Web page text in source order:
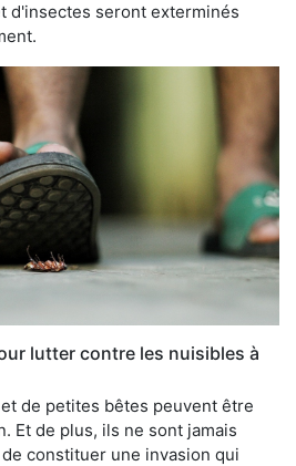
d'insectes seront exterminés
lutter contre les nuisibles à
de petites bêtes peuvent être
Et de plus, ils ne sont jamais
constituer une invasion qui